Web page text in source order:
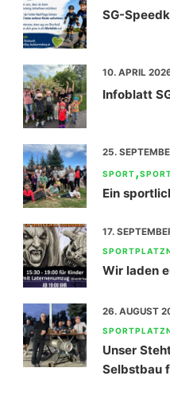
SG-
Infoblatt
10. APRIL
SPORT
Ein
25.
Wir laden
17.
Unser
Selbstbau
26. AUGUST